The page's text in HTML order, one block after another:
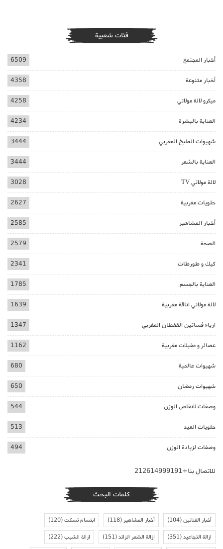
فئات شعبية
أخبار المجتمع 6509
أخبار متنوعة 4358
ميكرو لالة مولاتي 4258
العناية بالبشرة 4234
شهيوات الطبخ المغربي 3444
العناية بالشعر 3444
لالة مولاتي TV 3028
حلويات مغربية 2627
أخبار المشاهير 2585
الصحة 2579
كيك و طورطات 2341
العناية بالجسم 1785
لالة مولاتي اناقة مغربية 1639
ازياء فساتين القفطان المغربي 1347
عصائر و مقبلات مغربية 1162
شهيوات عالمية 680
شهيوات رمضان 650
وصفات لانقاص الوزن 544
حلويات العيد 513
وصفات لزيادة الوزن 494
للاتصال بنا+212614999191
كلمات البحث
أخبار الفنانين(104) أخبار المشاهير(118) ابتسام تسكت(120)
ازالة التجاعيد(351) ازالة الشعر الزائد(151) ازالة الشيب(222)